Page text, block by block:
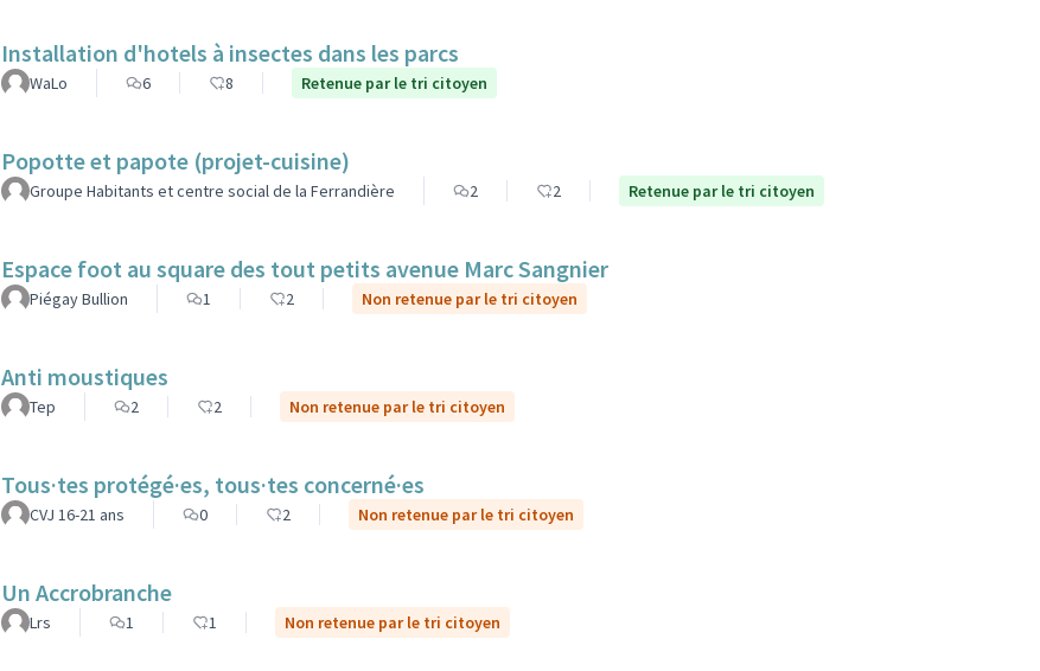
Installation d'hotels à insectes dans les parcs
WaLo 6 8 Retenue par le tri citoyen
Popotte et papote (projet-cuisine)
Groupe Habitants et centre social de la Ferrandière 2 2 Retenue par le tri citoyen
Espace foot au square des tout petits avenue Marc Sangnier
Piégay Bullion 1 2 Non retenue par le tri citoyen
Anti moustiques
Tep 2 2 Non retenue par le tri citoyen
Tous·tes protégé·es, tous·tes concerné·es
CVJ 16-21 ans 0 2 Non retenue par le tri citoyen
Un Accrobranche
Lrs 1 1 Non retenue par le tri citoyen